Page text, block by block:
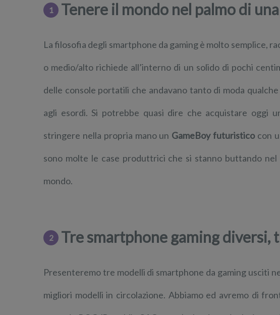
1 Tenere il mondo nel palmo di
La filosofia degli smartphone da gaming è molto semplice,
o medio/alto richiede all’interno di un solido di pochi
delle console portatili che andavano tanto di moda
agli esordi. Si potrebbe quasi dire che acquistare oggi
stringere nella propria mano un GameBoy futuristicocon
sono molte le case produttrici che si stanno buttando
mondo.
2 Tre smartphone gaming diversi,
Presenteremo tre modelli di smartphone da gaming usciti
migliori modelli in circolazione. Abbiamo ed avremo di